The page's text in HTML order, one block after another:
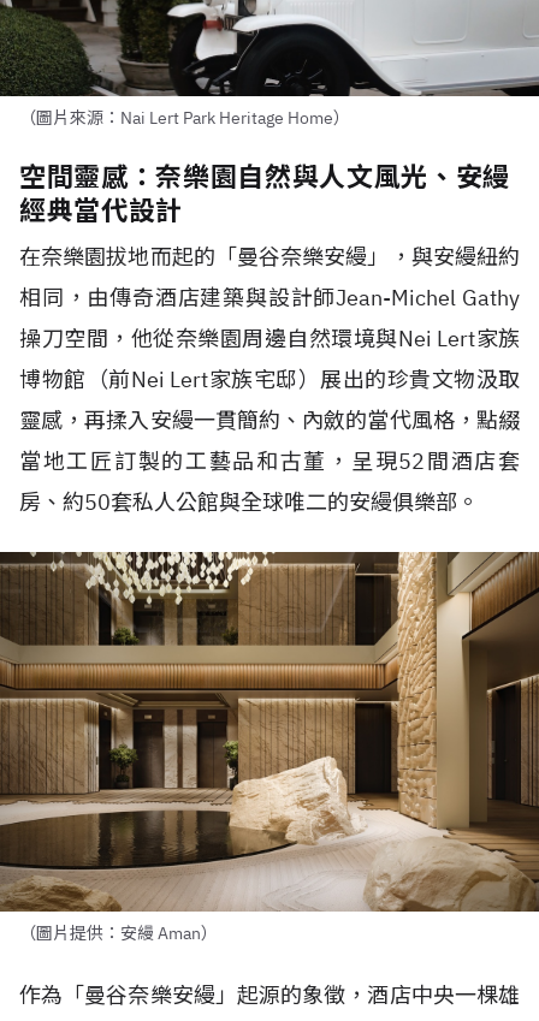
（圖片來源：Nai Lert Park Heritage Home）
空間靈感：奈樂園自然與人文風光、安縵
經典當代設計
在奈樂園拔地而起的「曼谷奈樂安縵」，與安縵紐約
相同，由傳奇酒店建築與設計師Jean-Michel Gathy
操刀空間，他從奈樂園周邊自然環境與Nei Lert家族
博物館（前Nei Lert家族宅邸）展出的珍貴文物汲取
靈感，再揉入安縵一貫簡約、內斂的當代風格，點綴
當地工匠訂製的工藝品和古董，呈現52間酒店套
房、約50套私人公館與全球唯二的安縵俱樂部。
（圖片提供：安縵 Aman）
作為「曼谷奈樂安縵」起源的象徵，酒店中央一棵雄